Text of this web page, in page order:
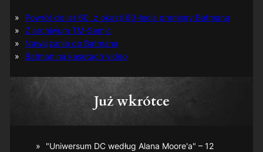
Powrót do lat 60. z okazji 60-lecia premiery Batmana
Z archiwum TM-Semic
Nawiązania do Batmana
Batman na kasetach video
Już wkrótce
"Uniwersum DC według Alana Moore'a" – 12